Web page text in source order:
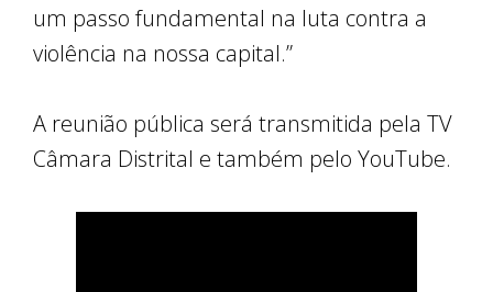
um passo fundamental na luta contra a
violência na nossa capital.”
A reunião pública será transmitida pela TV
Câmara Distrital e também pelo YouTube.